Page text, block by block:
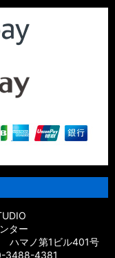
ター
マノ第1ビル401号
3488-4381